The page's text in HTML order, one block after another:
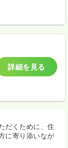
詳細を見る
だくために、住
に寄り添いなが